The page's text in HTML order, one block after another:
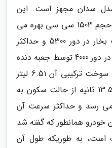
مدل سدان مجهز است. این
پیشرانه 4 سیلندر 8 سوپاپ با حجم 1503 سی سی بهره می
برد و قادر به فراوری 87 اسب بخار در دور 5300 و حداکثر
گشتاور فراوریی 128 نیوتن متر در دور 4000 توسط جعبه دنده
5 سرعته دستی است. مصرف سوخت ترکیبی آن 6.51 لیتر
در هر 100 کیلومتر است و در 13.5 ثانیه از حالت سکون به
ساعت می رسد و حداکثر سرعت آن
خودرو همانطور که گفته شد
است، به طوریکه طول آن